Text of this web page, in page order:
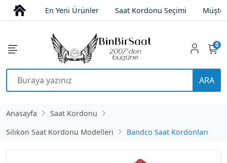
En Yeni Ürünler Saat Kordonu Seçimi
ARA
0
Anasayfa
Saat Kordonu
Silikon Saat Kordonu Modelleri
Bandco Saat Kordonları